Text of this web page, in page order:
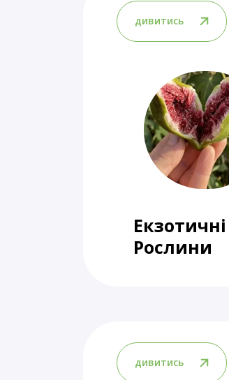
Екзотичні
Рослини
дивитись
дивитись